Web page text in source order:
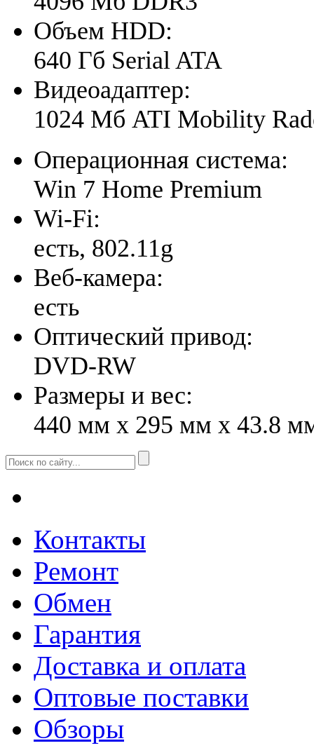
Объем HDD:
640 Гб Serial ATA
Видеоадаптер:
1024 Мб ATI Mobility
Операционная система:
Win 7 Home Premium
Wi-Fi:
есть, 802.11g
Веб-камера:
есть
Оптический привод:
DVD-RW
Размеры и вес:
440 мм x 295 мм x 43.8
Контакты
Ремонт
Обмен
Гарантия
Доставка и оплата
Оптовые поставки
Обзоры